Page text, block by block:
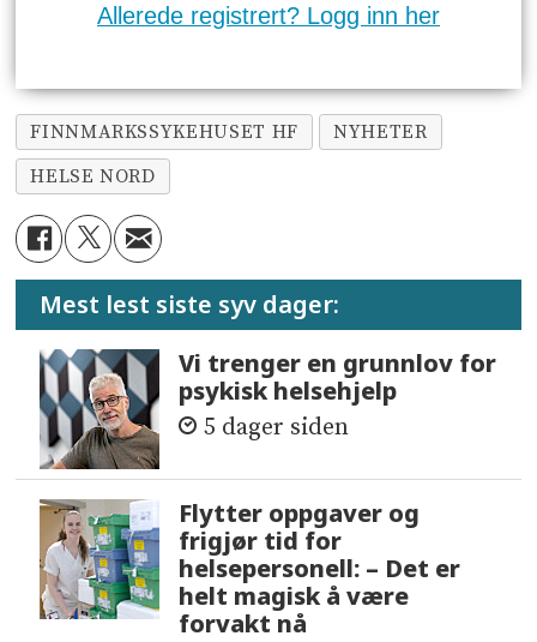
Allerede registrert? Logg inn her
FINNMARKSSYKEHUSET HF
NYHETER
HELSE NORD
Mest lest siste syv dager:
Vi trenger en grunnlov for
psykisk helsehjelp
5 dager siden
Flytter oppgaver og
frigjør tid for
helsepersonell: – Det er
helt magisk å være
forvakt nå